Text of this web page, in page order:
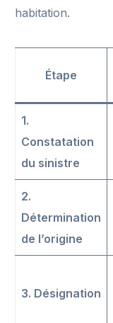
habitation.
Étape
1.
Constatation
du sinistre
2.
Détermination
de l’origine
3. Désignation